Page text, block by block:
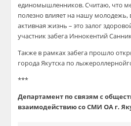
единомышленников. Считаю, что
полезно влияет на нашу молодежь,
активная жизнь – это залог
участник забега Иннокентий
Также в рамках забега прошло
города Якутска полыжероллерной
***
Департамент по связям с
взаимодействию со СМИ ОА г.